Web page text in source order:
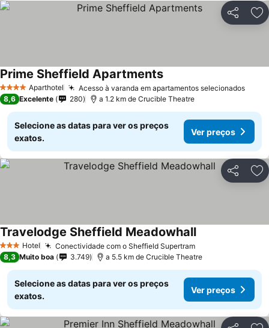
Partilhar
4 EstrelasAparthotel Acesso à varanda em apartamentos selecionadosVer
Prime Sheffield ApartmentsVer preços
8,6 Excelente 280 a 1.2 km de Crucible Theatre
Selecione as datas para ver os preços
exatos.
Ver preços
Partilhar
3 EstrelasHotel Conectividade com o Sheffield SupertramVer preços
Travelodge Sheffield MeadowhallVer preços
8,3 Muito boa 3.749 a 5.5 km de Crucible Theatre
Selecione as datas para ver os preços
exatos.
Ver preços